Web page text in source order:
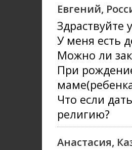
Евгений,
Здраствуйте
У меня есть
Можно ли
При
Что если
религию?
Анастасия,